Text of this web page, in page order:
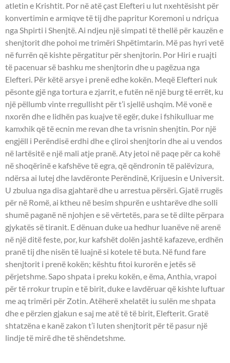
atletin e Krishtit. Por në atë çast Elefteri u lut nxehtësisht për
konvertimin e armiqve të tij dhe papritur Koremoni u ndriçua
nga Shpirti i Shenjtë. Ai ndjeu një simpati të thellë për kauzën e
shenjtorit dhe pohoi me trimëri Shpëtimtarin. Më pas hyri vetë
në furrën që kishte përgatitur për shenjtorin. Por Hiri e ruajti
të pacenuar së bashku me shenjtorin dhe u pagëzua nga
Elefteri. Për këtë arsye i prenë edhe kokën. Meqë Elefteri nuk
pësonte gjë nga tortura e zjarrit, e futën në një burg të errët, ku
një pëllumb vinte rregullisht për t’i sjellë ushqim. Më vonë e
nxorën dhe e lidhën pas kuajve të egër, duke i fshikulluar me
kamxhik që të ecnin me revan dhe ta vrisnin shenjtin. Por një
engjëll i Perëndisë erdhi dhe e çliroi shenjtorin dhe ai u vendos
në lartësitë e një mali atje pranë. Aty jetoi në paqe për ca kohë
në shoqërinë e kafshëve të egra, që qëndronin të palëvizura,
ndërsa ai lutej dhe lavdëronte Perëndinë, Krijuesin e Universit.
U zbulua nga disa gjahtarë dhe u arrestua përsëri. Gjatë rrugës
për në Romë, ai ktheu në besim shpurën e ushtarëve dhe solli
shumë paganë në njohjen e së vërtetës, para se të dilte përpara
gjykatës së tiranit. E dënuan duke ua hedhur luanëve në arenë
në një ditë feste, por, kur kafshët dolën jashtë kafazeve, erdhën
pranë tij dhe nisën të luajnë si kotele të buta. Në fund fare
shenjtorit i prenë kokën; kështu fitoi kurorën e jetës së
përjetshme. Sapo shpata i preku kokën, e ëma, Anthia, vrapoi
për të rrokur trupin e të birit, duke e lavdëruar që kishte luftuar
me aq trimëri për Zotin. Atëherë xhelatët iu sulën me shpata
dhe e përzien gjakun e saj me atë të të birit, Elefterit. Gratë
shtatzëna e kanë zakon t’i luten shenjtorit për të pasur një
lindje të mirë dhe të shëndetshme.